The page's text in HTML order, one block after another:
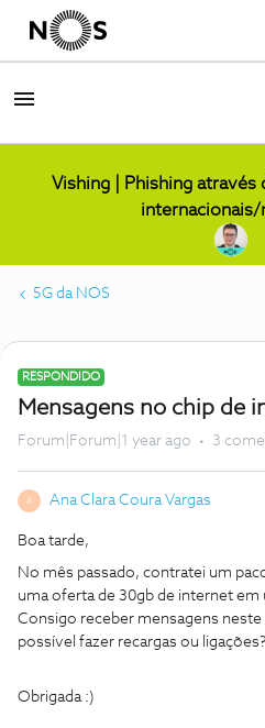
Vishing | Phishing através
internacionais/
5G da NOS
RESPONDIDO
Mensagens no chip de
Forum|Forum|1 year ago 3
A Ana Clara Coura Vargas
Boa tarde,
No mês passado, contratei um
uma oferta de 30gb de internet
Consigo receber mensagens
possível fazer recargas ou ligações?
Obrigada :)